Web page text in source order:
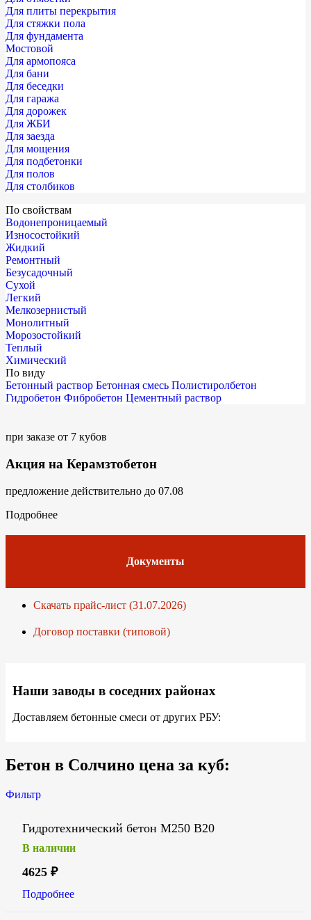
Для плиты перекрытия
Для стяжки пола
Для фундамента
Мостовой
Для армопояса
Для бани
Для беседки
Для гаража
Для дорожек
Для ЖБИ
Для заезда
Для мощения
Для подбетонки
Для полов
Для столбиков
По свойствам
Водонепроницаемый
Износостойкий
Жидкий
Ремонтный
Безусадочный
Сухой
Легкий
Мелкозернистый
Монолитный
Морозостойкий
Теплый
Химический
По виду
Бетонный раствор Бетонная смесь Полистиролбетон
Гидробетон Фибробетон Цементный раствор
при заказе от 7 кубов
Акция на Керамзтобетон
предложение действительно до 07.08
Подробнее
Документы
Скачать прайс-лист (31.07.2026)
Договор поставки (типовой)
Наши заводы в соседних районах
Доставляем бетонные смеси от других РБУ:
Бетон в Солчино цена за куб:
Фильтр
Гидротехнический бетон М250 В20
В наличии
4625 ₽
Подробнее